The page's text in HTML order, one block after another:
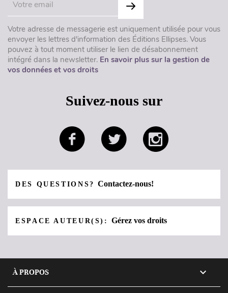
Votre adresse de messagerie est uniquement utilisée pour vous
envoyer les lettres d'information des Éditions Ellipses. Vous
pouvez à tout moment utiliser le lien de désabonnement
intégré dans la newsletter. En savoir plus sur la gestion de
vos données et vos droits
Suivez-nous sur
DES QUESTIONS?Contactez-nous!
ESPACE AUTEUR(S):Gérez vos droits
À PROPOS 